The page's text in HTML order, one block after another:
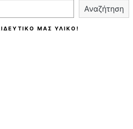
Αναζήτηση
ΜΑΣ ΥΛΙΚΌ!